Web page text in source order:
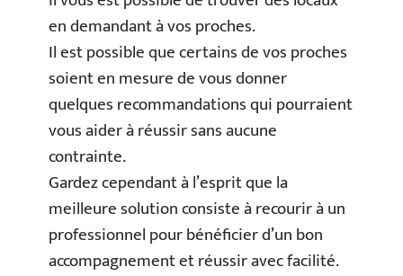
en demandant à vos proches.
Il est possible que certains de vos proches
soient en mesure de vous donner
quelques recommandations qui pourraient
vous aider à réussir sans aucune
contrainte.
Gardez cependant à l’esprit que la
meilleure solution consiste à recourir à un
professionnel pour bénéficier d’un bon
accompagnement et réussir avec facilité.